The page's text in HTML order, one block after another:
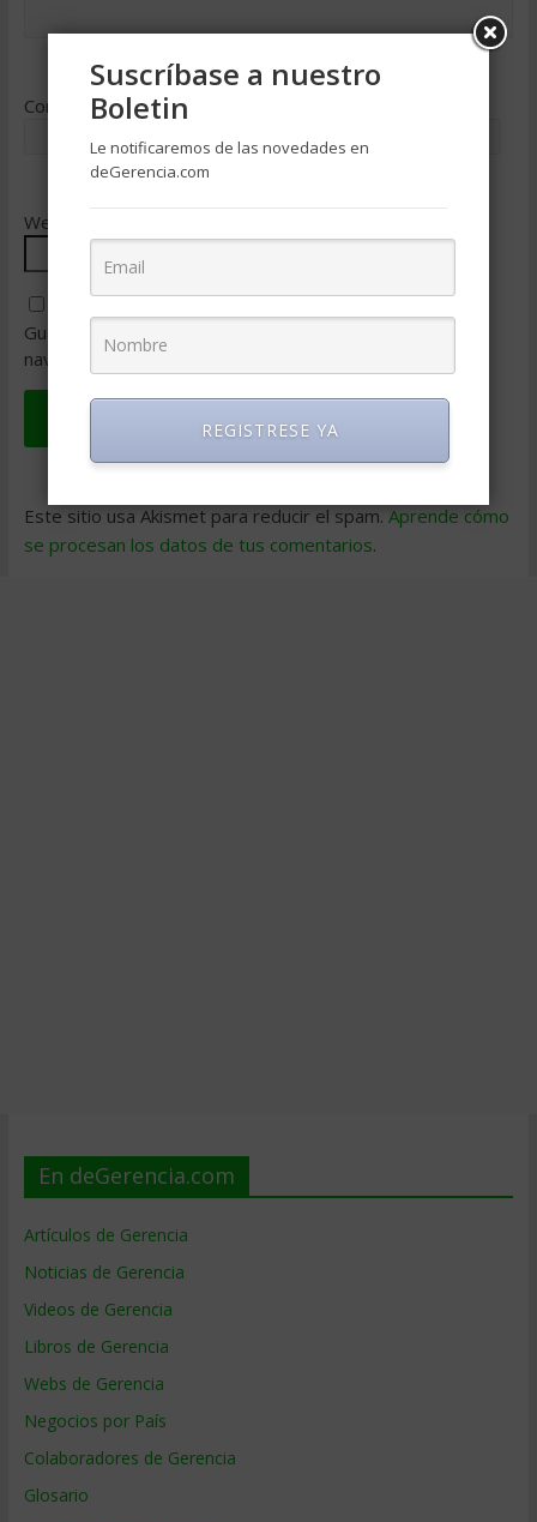
Correo electrónico*
Web
Guarda mi nombre, correo electrónico y web en este
navegador para la próxima vez que comente.
Este sitio usa Akismet para reducir el spam. Aprende cómo
se procesan los datos de tus comentarios.
En deGerencia.com
Artículos de Gerencia
Noticias de Gerencia
Videos de Gerencia
Libros de Gerencia
Webs de Gerencia
Negocios por País
Colaboradores de Gerencia
Glosario
Suscríbase a nuestro
Boletin
Le notificaremos de las novedades en
deGerencia.com
REGISTRESE YA